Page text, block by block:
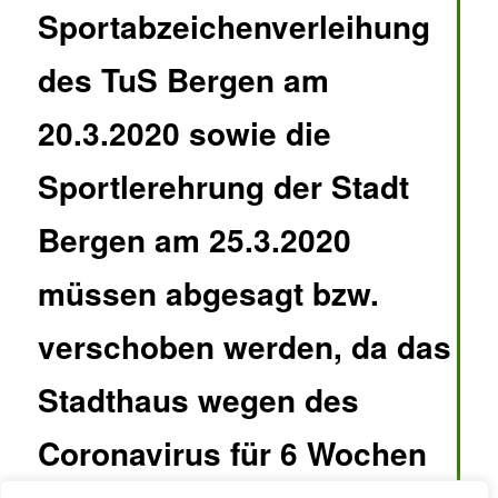
Sportabzeichenverleihung
des TuS Bergen am
20.3.2020 sowie die
Sportlerehrung der Stadt
Bergen am 25.3.2020
müssen abgesagt bzw.
verschoben werden, da das
Stadthaus wegen des
Coronavirus für 6 Wochen